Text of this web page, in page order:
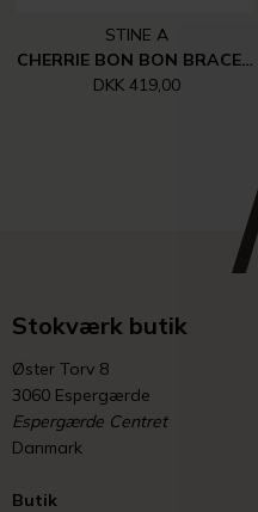
STINE A
DKK 419,00
Stokværk butik
Øster Torv 8
3060 Espergærde
Espergærde Centret
Danmark
Butik